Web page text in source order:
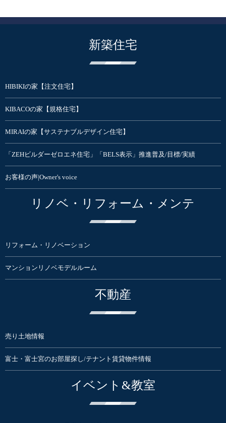
新築住宅
HIBIKIの家【注文住宅】
KIBACOの家【規格住宅】
MIRAIの家【サステナブルデザイン住宅】
「ZEHビルダーゼロエネ住宅」「BELS表示」推進普及/目標/実績
お客様の声|Owner's voice
リノベ・リフォーム・メンテ
リフォーム・リノベーション
マンションリノベモデルルーム
不動産
売り土地情報
富士・富士宮のお部屋探し/テナント賃貸物件情報
イベント&教室